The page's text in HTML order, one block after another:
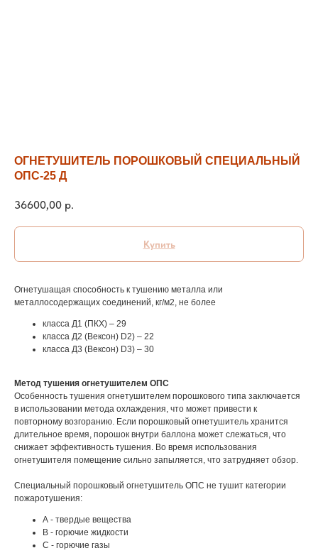
ОГНЕТУШИТЕЛЬ ПОРОШКОВЫЙ СПЕЦИАЛЬНЫЙ
ОПС-25 Д
36600,00 р.
Купить
Огнетушащая способность к тушению металла или
металлосодержащих соединений, кг/м2, не более
класса Д1 (ПКХ) – 29
класса Д2 (Вексон) D2) – 22
класса Д3 (Вексон) D3) – 30
Метод тушения огнетушителем ОПС
Особенность тушения огнетушителем порошкового типа заключается
в использовании метода охлаждения, что может привести к
повторному возгоранию. Если порошковый огнетушитель хранится
длительное время, порошок внутри баллона может слежаться, что
снижает эффективность тушения. Во время использования
огнетушителя помещение сильно запыляется, что затрудняет обзор.
Специальный порошковый огнетушитель ОПС не тушит категории
пожаротушения:
А - твердые вещества
В - горючие жидкости
С - горючие газы